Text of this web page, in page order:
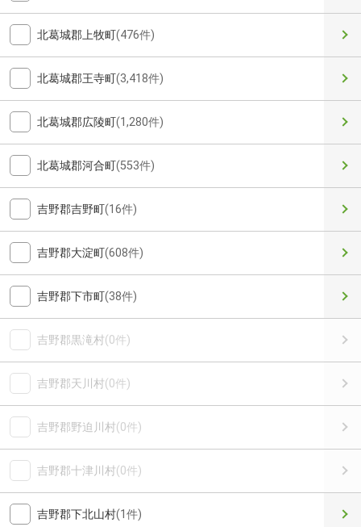
北葛城郡上牧町(476件)
北葛城郡王寺町(3,418件)
北葛城郡広陵町(1,280件)
北葛城郡河合町(553件)
吉野郡吉野町(16件)
吉野郡大淀町(608件)
吉野郡下市町(38件)
吉野郡黒滝村(0件)
吉野郡天川村(0件)
吉野郡野迫川村(0件)
吉野郡十津川村(0件)
吉野郡下北山村(1件)